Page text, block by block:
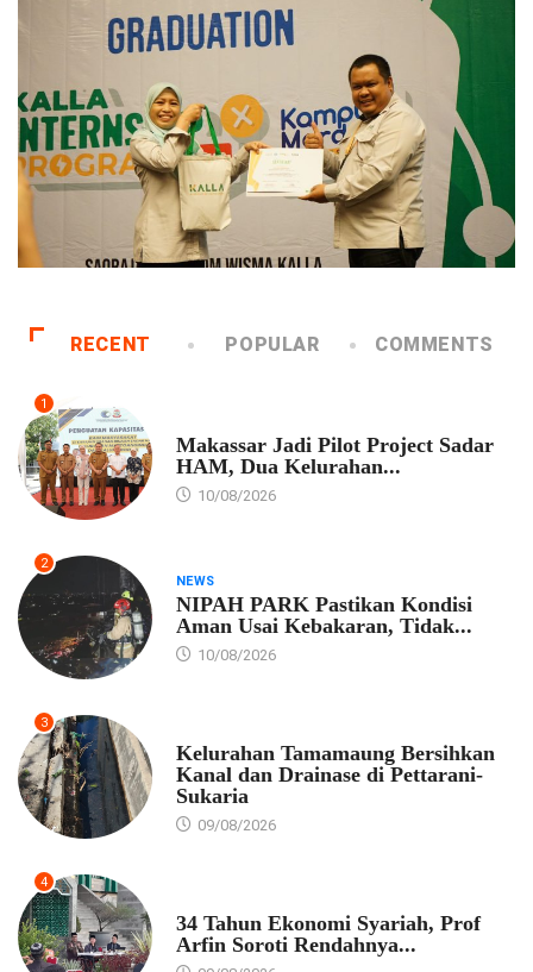
RECENT POPULAR COMMENTS
1
Makassar Jadi Pilot Project Sadar
HAM, Dua Kelurahan...
10/08/2026
2
NEWS
NIPAH PARK Pastikan Kondisi
Aman Usai Kebakaran, Tidak...
10/08/2026
3
Kelurahan Tamamaung Bersihkan
Kanal dan Drainase di Pettarani-
Sukaria
09/08/2026
4
34 Tahun Ekonomi Syariah, Prof
Arfin Soroti Rendahnya...